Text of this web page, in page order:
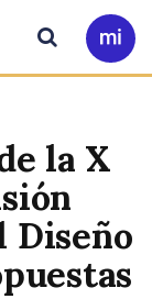
Ir
a
Buscar
la X
Diseño